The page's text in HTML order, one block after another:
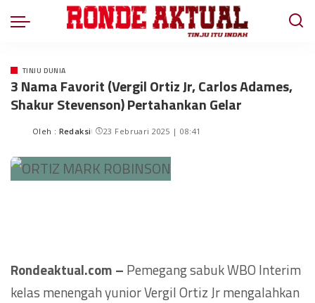
TINJU DUNIA
3 Nama Favorit (Vergil Ortiz Jr, Carlos Adames,
Shakur Stevenson) Pertahankan Gelar
Oleh : Redaksi 23 Februari 2025 | 08:41
Rondeaktual.com – Pemegang sabuk WBO Interim
kelas menengah yunior Vergil Ortiz Jr mengalahkan